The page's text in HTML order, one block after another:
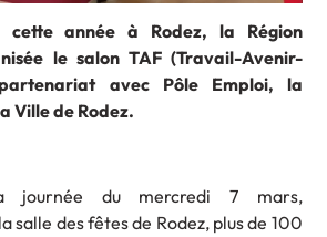
année à Rodez, la Région
le salon TAF (Travail-Avenir-
avec Pôle Emploi, la
Ville de Rodez.
journée du mercredi 7 mars,
salle des fêtes de Rodez, plus de 100